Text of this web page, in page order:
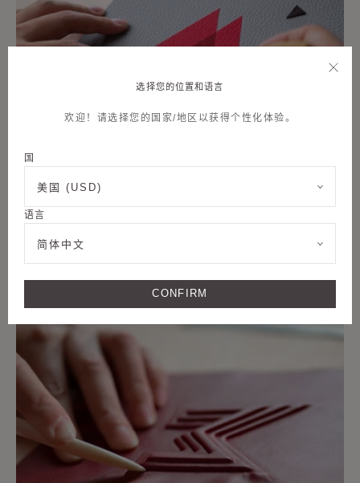
CRAFTMANSHIP
自1849年来的卓越匠心及甄选皮革传承
选择您的位置和语言
欢迎！请选择您的国家/地区以获得个性化体验。
国
美国 (USD)
语言
简体中文
CONFIRM